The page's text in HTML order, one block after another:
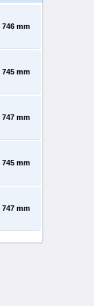
746 mm
745 mm
747 mm
745 mm
747 mm